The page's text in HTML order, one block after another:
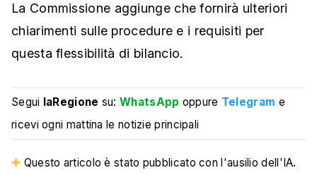
La Commissione aggiunge che fornirà ulteriori
chiarimenti sulle procedure e i requisiti per
questa flessibilità di bilancio.
Segui laRegione su:WhatsApp oppure Telegram e
ricevi ogni mattina le notizie principali
Questo articolo è stato pubblicato con l'ausilio dell'IA.